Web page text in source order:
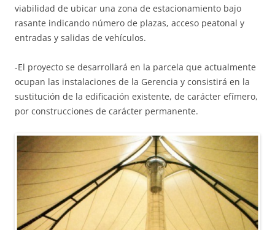
viabilidad de ubicar una zona de estacionamiento bajo
rasante indicando número de plazas, acceso peatonal y
entradas y salidas de vehículos.
-El proyecto se desarrollará en la parcela que actualmente
ocupan las instalaciones de la Gerencia y consistirá en la
sustitución de la edificación existente, de carácter efímero,
por construcciones de carácter permanente.